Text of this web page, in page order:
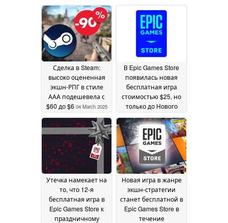
Сделка в Steam:
высоко оцененная
экшн-РПГ в стиле
ААА подешевела с
$60 до $6 04 March 2025
В Epic Games Store
появилась новая
бесплатная игра
стоимостью $25, но
только до Нового
30 December 2024
Утечка намекает на
то, что 12-я
бесплатная игра в
Epic Games Store к
праздничному
Новая игра в жанре
экшн-стратегии
станет бесплатной в
Epic Games Store в
течение